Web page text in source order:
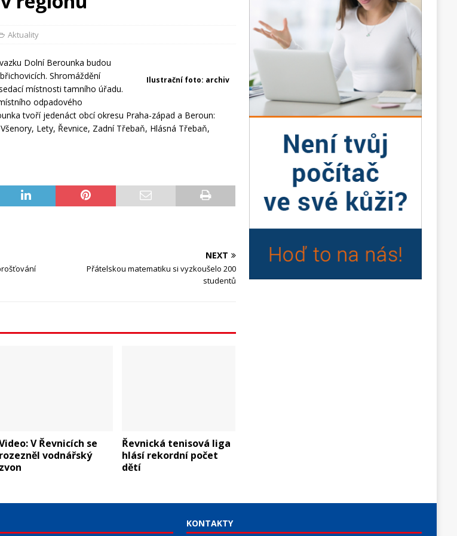
Aktuality
Ilustrační foto: archiv
Dolní Berounka budou
Shromáždění
místnosti tamního úřadu.
odpadového
tvoří jedenáct obcí okresu Praha-západ a Beroun:
Lety, Řevnice, Zadní Třebaň, Hlásná Třebaň,
NEXT
Přátelskou matematiku si vyzkoušelo 200
studentů
V Řevnicích se
rozezněl vodnářský
zvon
Řevnická tenisová liga
hlásí rekordní počet
dětí
KONTAKTY